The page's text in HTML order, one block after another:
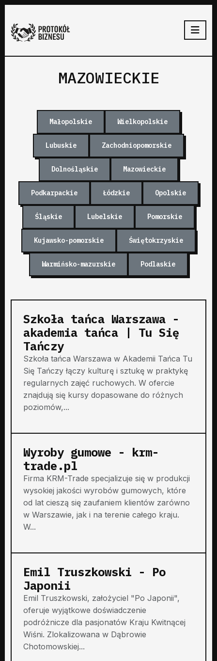
MAZOWIECKIE
Małopolskie Wielkopolskie
Lubuskie Zachodniopomorskie
Dolnośląskie Mazowieckie
Podkarpackie Łódzkie Opolskie
Śląskie Lubelskie Pomorskie
Kujawsko-pomorskie Świętokrzyskie
Warmińsko-mazurskie Podlaskie
Szkoła tańca Warszawa -
akademia tańca | Tu Się
Tańczy
Szkoła tańca Warszawa w Akademii Tańca Tu
Się Tańczy łączy kulturę i sztukę w praktykę
regularnych zajęć ruchowych. W ofercie
znajdują się kursy dopasowane do różnych
poziomów,...
Wyroby gumowe - krm-
trade.pl
Firma KRM-Trade specjalizuje się w produkcji
wysokiej jakości wyrobów gumowych, które
od lat cieszą się zaufaniem klientów zarówno
w Warszawie, jak i na terenie całego kraju.
W...
Emil Truszkowski - Po
Japonii
Emil Truszkowski, założyciel "Po Japonii",
oferuje wyjątkowe doświadczenie
podróżnicze dla pasjonatów Kraju Kwitnącej
Wiśni. Zlokalizowana w Dąbrowie
Chotomowskiej...